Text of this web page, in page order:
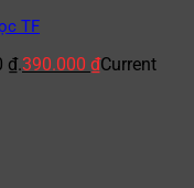
TF
₫.390.000 ₫Current